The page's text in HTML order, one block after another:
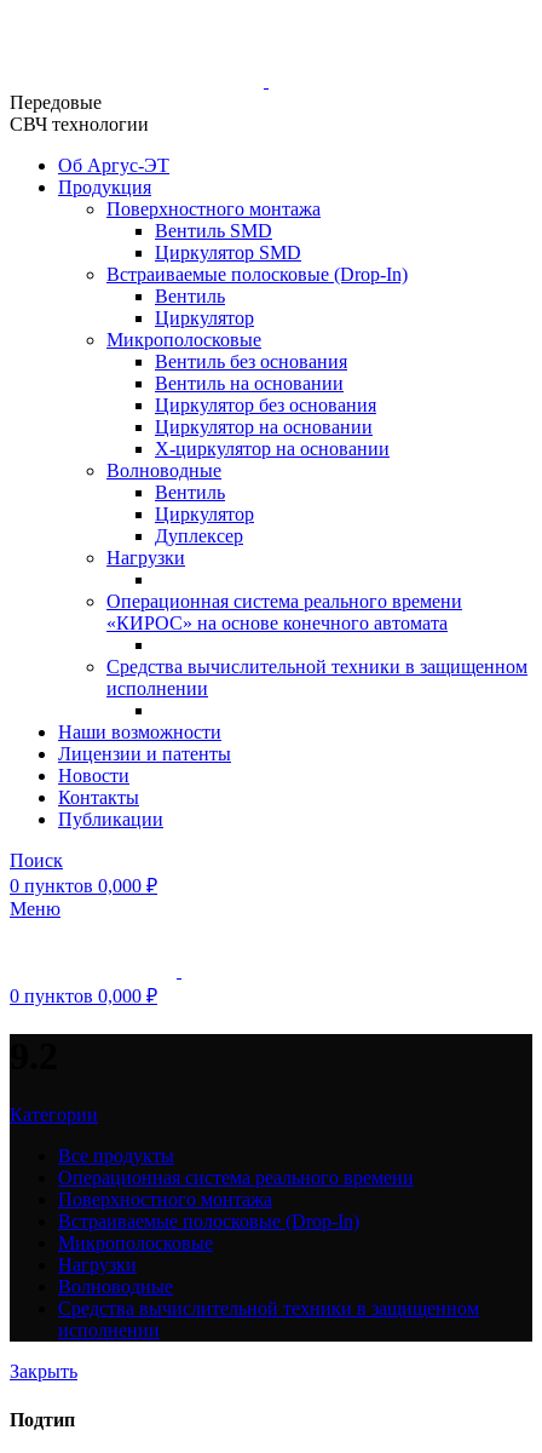
Передовые
СВЧ технологии
Об Аргус-ЭТ
Продукция
Поверхностного монтажа
Вентиль SMD
Циркулятор SMD
Встраиваемые полосковые (Drop-In)
Вентиль
Циркулятор
Микрополосковые
Вентиль без основания
Вентиль на основании
Циркулятор без основания
Циркулятор на основании
Х-циркулятор на основании
Волноводные
Вентиль
Циркулятор
Дуплексер
Нагрузки
Операционная система реального времени
«КИРОС» на основе конечного автомата
Средства вычислительной техники в защищенном
исполнении
Наши возможности
Лицензии и патенты
Новости
Контакты
Публикации
Поиск
0 пунктов 0,000 ₽
Меню
0 пунктов 0,000 ₽
Категории
Все продукты
Операционная система реального времени
Поверхностного монтажа
Встраиваемые полосковые (Drop-In)
Микрополосковые
Нагрузки
Волноводные
Средства вычислительной техники в защищенном
исполнении
Закрыть
Подтип